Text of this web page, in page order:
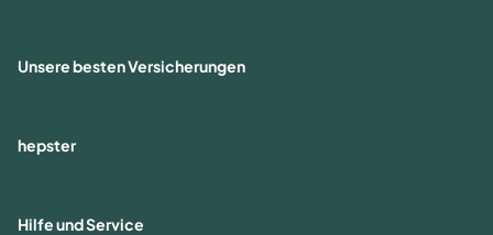
Unsere besten Versicherungen
hepster
Hilfe und Service